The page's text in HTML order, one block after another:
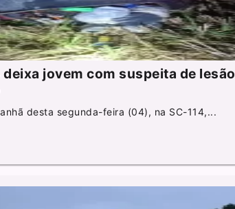
jovem com suspeita de lesão
desta segunda-feira (04), na SC-114,...